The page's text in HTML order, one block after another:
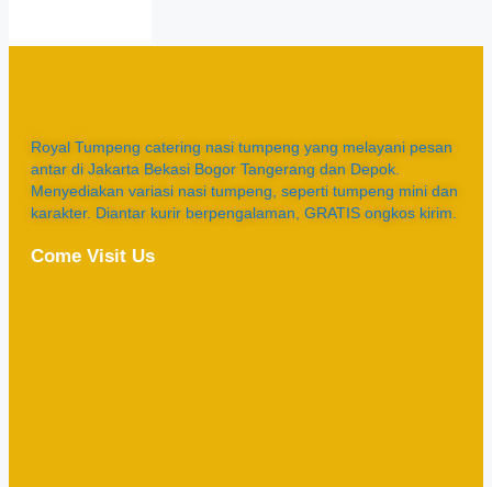
Royal Tumpeng catering nasi tumpeng yang melayani pesan
antar di Jakarta Bekasi Bogor Tangerang dan Depok.
Menyediakan variasi nasi tumpeng, seperti tumpeng mini dan
karakter. Diantar kurir berpengalaman, GRATIS ongkos kirim.
Come Visit Us